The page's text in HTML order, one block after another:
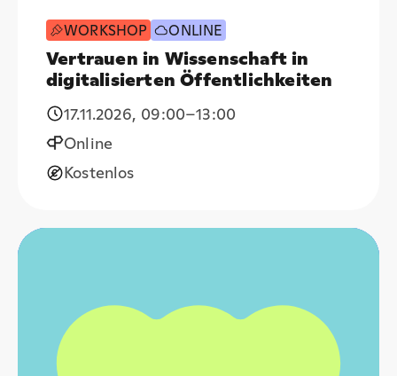
WORKSHOP ONLINE
Vertrauen in Wissenschaft in
digitalisierten Öffentlichkeiten
17.11.2026, 09:00–13:00
Online
Kostenlos